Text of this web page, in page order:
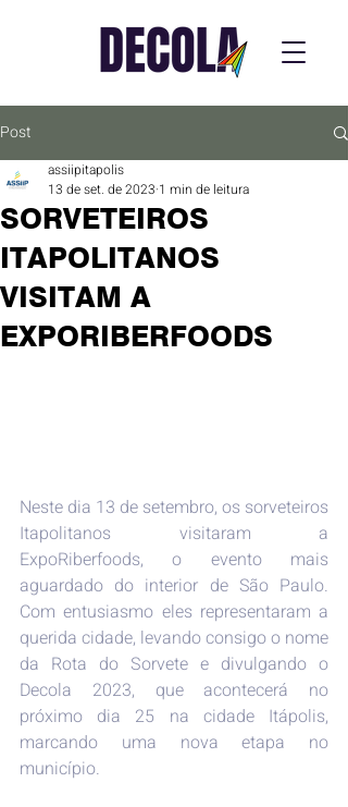
Post
SORVETEIROS
ITAPOLITANOS
VISITAM A
EXPORIBERFOODS
assiipitapolis
13 de set. de 2023 1 min de leitura
Neste dia 13 de setembro, os sorveteiros
Itapolitanos visitaram a
ExpoRiberfoods, o evento mais
aguardado do interior de São Paulo.
Com entusiasmo eles representaram a
querida cidade, levando consigo o nome
da Rota do Sorvete e divulgando o
Decola 2023, que acontecerá no
próximo dia 25 na cidade Itápolis,
marcando uma nova etapa no
município.